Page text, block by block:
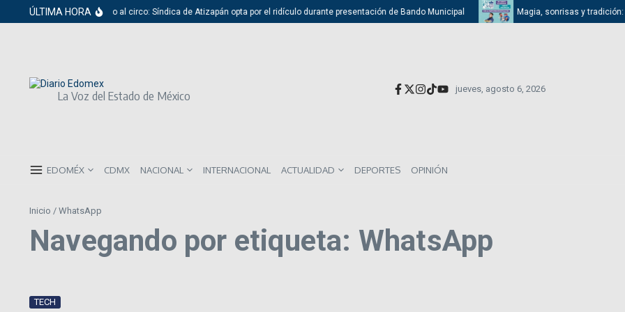
Saltar al contenido
ÚLTIMA HORADel cabildo al circo: Síndica de Atizapán opta por el ridículo durante presentación de Bando Municipal Magia, sonrisas y tradición:
La Voz del Estado de México jueves, agosto 6, 2026
EDOMÉX CDMX NACIONAL INTERNACIONAL ACTUALIDAD DEPORTES OPINIÓN
Inicio / WhatsApp
Navegando por etiqueta: WhatsApp
TECH